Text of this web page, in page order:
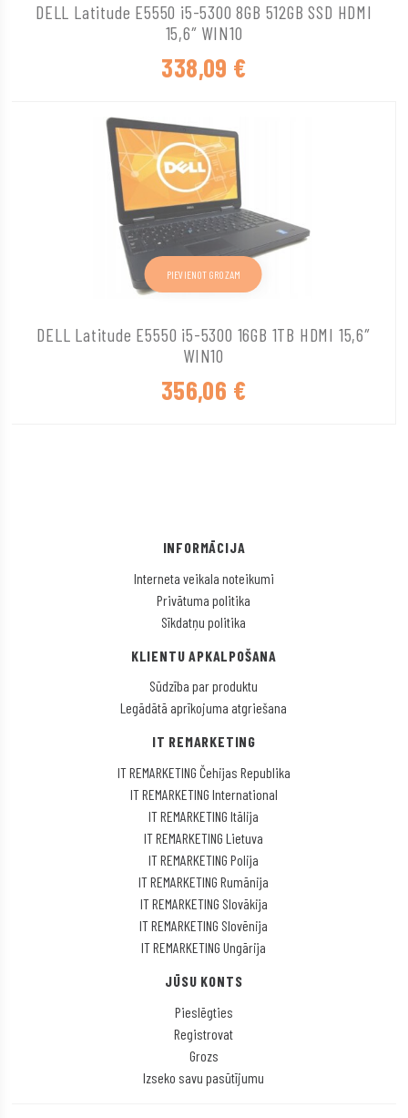
DELL Latitude E5550 i5-5300 8GB 512GB SSD HDMI
15,6″ WIN10
338,09 €
DELL Latitude E5550 i5-5300 16GB 1TB HDMI 15,6″
WIN10
356,06 €
PIEVIENOT GROZAM
INFORMĀCIJA
Interneta veikala noteikumi
Privātuma politika
Sīkdatņu politika
KLIENTU APKALPOŠANA
Sūdzība par produktu
Legādātā aprīkojuma atgriešana
IT REMARKETING
IT REMARKETING Čehijas Republika
IT REMARKETING International
IT REMARKETING Itālija
IT REMARKETING Lietuva
IT REMARKETING Polija
IT REMARKETING Rumānija
IT REMARKETING Slovākija
IT REMARKETING Slovēnija
IT REMARKETING Ungārija
JŪSU KONTS
Pieslēgties
Registrovat
Grozs
Izseko savu pasūtījumu